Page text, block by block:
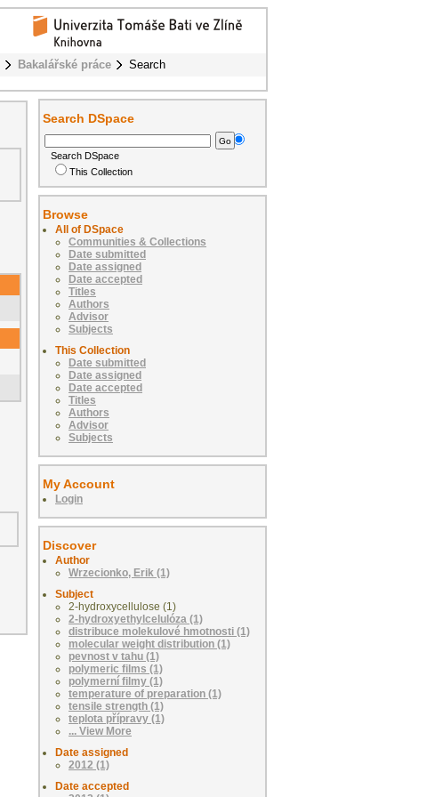
Bakalářské práce Search
Search DSpace
Search DSpace
This Collection
Browse
All of DSpace
Communities & Collections
Date submitted
Date assigned
Date accepted
Titles
Authors
Advisor
Subjects
This Collection
Date submitted
Date assigned
Date accepted
Titles
Authors
Advisor
Subjects
My Account
Login
Discover
Author
Wrzecionko, Erik (1)
Subject
2-hydroxycellulose (1)
2-hydroxyethylcelulóza (1)
distribuce molekulové hmotnosti (1)
molecular weight distribution (1)
pevnost v tahu (1)
polymeric films (1)
polymerní filmy (1)
temperature of preparation (1)
tensile strength (1)
teplota přípravy (1)
... View More
Date assigned
2012 (1)
Date accepted